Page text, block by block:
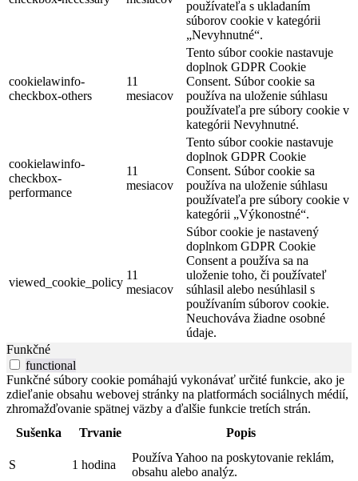
používateľa s ukladaním
súborov cookie v kategórii
„Nevyhnutné“.
cookielawinfo-
checkbox-others
11
mesiacov
Tento súbor cookie nastavuje
doplnok GDPR Cookie
Consent. Súbor cookie sa
používa na uloženie súhlasu
používateľa pre súbory cookie v
kategórii Nevyhnutné.
cookielawinfo-
checkbox-
performance
11
mesiacov
Tento súbor cookie nastavuje
doplnok GDPR Cookie
Consent. Súbor cookie sa
používa na uloženie súhlasu
používateľa pre súbory cookie v
kategórii „Výkonostné“.
viewed_cookie_policy
11
mesiacov
Súbor cookie je nastavený
doplnkom GDPR Cookie
Consent a používa sa na
uloženie toho, či používateľ
súhlasil alebo nesúhlasil s
používaním súborov cookie.
Neuchováva žiadne osobné
údaje.
Funkčné
functional
Funkčné súbory cookie pomáhajú vykonávať určité funkcie, ako je
zdieľanie obsahu webovej stránky na platformách sociálnych médií,
zhromažďovanie spätnej väzby a ďalšie funkcie tretích strán.
Sušenka
Trvanie Popis
S 1 hodina
Používa Yahoo na poskytovanie reklám,
obsahu alebo analýz.